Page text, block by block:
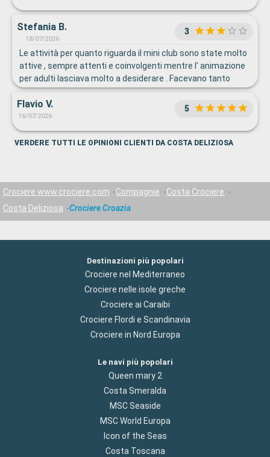
Stefania B.
18/07/2026
3
Le attività per quanto riguarda il mini club sono state molto
attive , sempre attenti e coinvolgenti mentre l' animazione
per adulti lasciava molto a desiderare . Facevano tanto
marketing senza curarsi del cliente.
Flavio V.
16/07/2026
5
VERDERE TUTTI LE OPINIONI CLIENTI DA COSTA DELIZIOSA
Crociere www.crociere.com Compagnie
Costa Crociere
Costa Deliziosa
Crociere Croazia
Destinazioni più popolari
Crociere nel Mediterraneo
Crociere nelle isole greche
Crociere ai Caraibi
Crociere Flordi e Scandinavia
Crociere in Nord Europa
Le navi più popolari
Queen mary 2
Costa Smeralda
MSC Seaside
MSC World Europa
Icon of the Seas
Costa Toscana